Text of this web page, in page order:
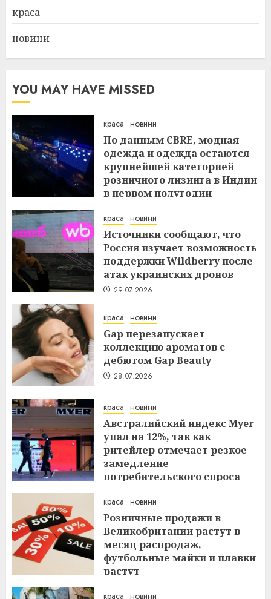
краса
новини
YOU MAY HAVE MISSED
краса новини
По данным CBRE, модная
одежда и одежда остаются
крупнейшей категорией
розничного лизинга в Индии
в первом полугодии
краса новини
Источники сообщают, что
Россия изучает возможность
поддержки Wildberry после
атак украинских дронов
29.07.2026
краса новини
Gap перезапускает
коллекцию ароматов с
дебютом Gap Beauty
28.07.2026
краса новини
Австралийский индекс Myer
упал на 12%, так как
ритейлер отмечает резкое
замедление
потребительского спроса
краса новини
Розничные продажи в
Великобритании растут в
месяц распродаж,
футбольные майки и плавки
растут
краса новини